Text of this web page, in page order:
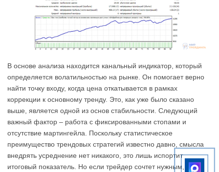
В основе анализа находится канальный индикатор, который
определяется волатильностью на рынке. Он помогает верно
найти точку входу, когда цена откатывается в рамках
коррекции к основному тренду. Это, как уже было сказано
выше, является одной из основ стабильности. Следующий
важный фактор – работа с фиксированными стопами и
отсутствие мартингейла. Поскольку статистическое
преимущество трендовых стратегий известно давно, смысла
внедрять усреднение нет никакого, это лишь испортит
итоговый показатель. Но если трейдер сочтет нужным, то